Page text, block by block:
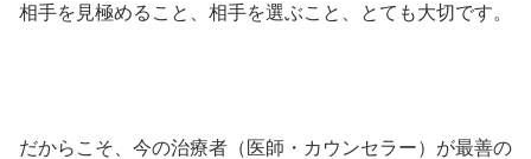
相手を見極めること、相手を選ぶこと、とても大切です。
だからこそ、今の治療者（医師・カウンセラー）が最善の